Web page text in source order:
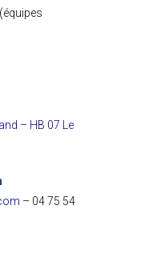
(équipes
– HB 07 Le
– 04 75 54